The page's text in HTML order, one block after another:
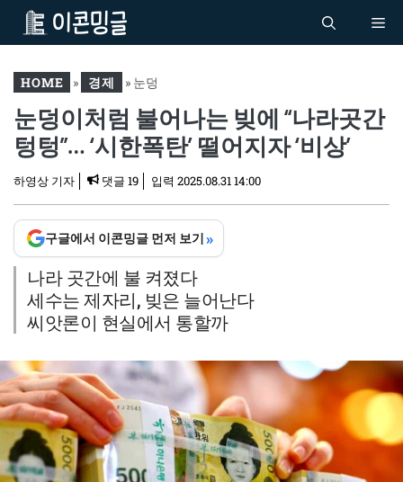
로 HOME » 경제 » 눈덩
이처럼 불어나는 빚에 “나
라곳간 텅텅”… ‘시한폭탄’
떨어지자 ‘비상’
눈덩이처럼 불어나는 빚에 “나라곳간
텅텅”… ‘시한폭탄’ 떨어지자 ‘비상’
하영상 기자 댓글 19 입력 2025.08.31 14:00
구글에서 이콘밍글 먼저 보기»
나라 곳간에 불 켜졌다
세수는 제자리, 빚은 늘어난다
씨앗론이 현실에서 통할까